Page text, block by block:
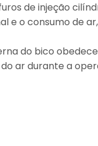
de injeção
e o consumo de
do bico
ar durante a